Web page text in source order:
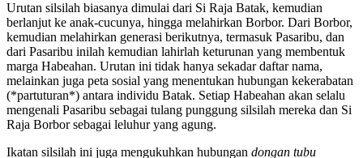
Urutan silsilah biasanya dimulai dari Si Raja Batak, kemudian
berlanjut ke anak-cucunya, hingga melahirkan Borbor. Dari Borbor,
kemudian melahirkan generasi berikutnya, termasuk Pasaribu, dan
dari Pasaribu inilah kemudian lahirlah keturunan yang membentuk
marga Habeahan. Urutan ini tidak hanya sekadar daftar nama,
melainkan juga peta sosial yang menentukan hubungan kekerabatan
(*partuturan*) antara individu Batak. Setiap Habeahan akan selalu
mengenali Pasaribu sebagai tulang punggung silsilah mereka dan Si
Raja Borbor sebagai leluhur yang agung.
Ikatan silsilah ini juga mengukuhkan hubungan dongan tubu